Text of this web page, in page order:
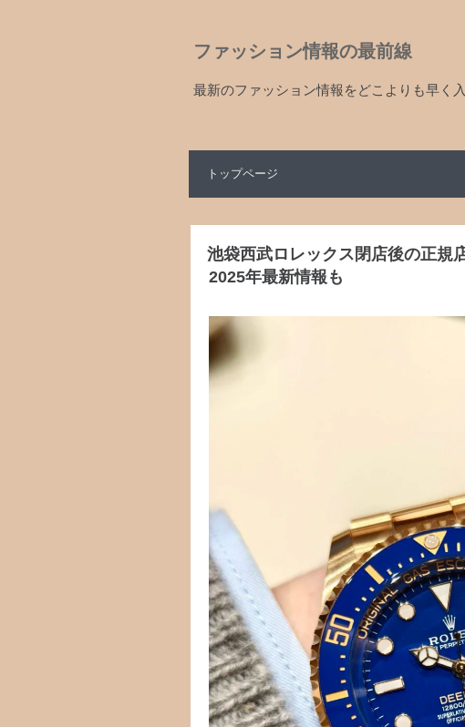
ファッション情報の最前線
最新のファッション情報をどこよりも早く
トップページ
池袋西武ロレックス閉店後の正規
2025年最新情報も